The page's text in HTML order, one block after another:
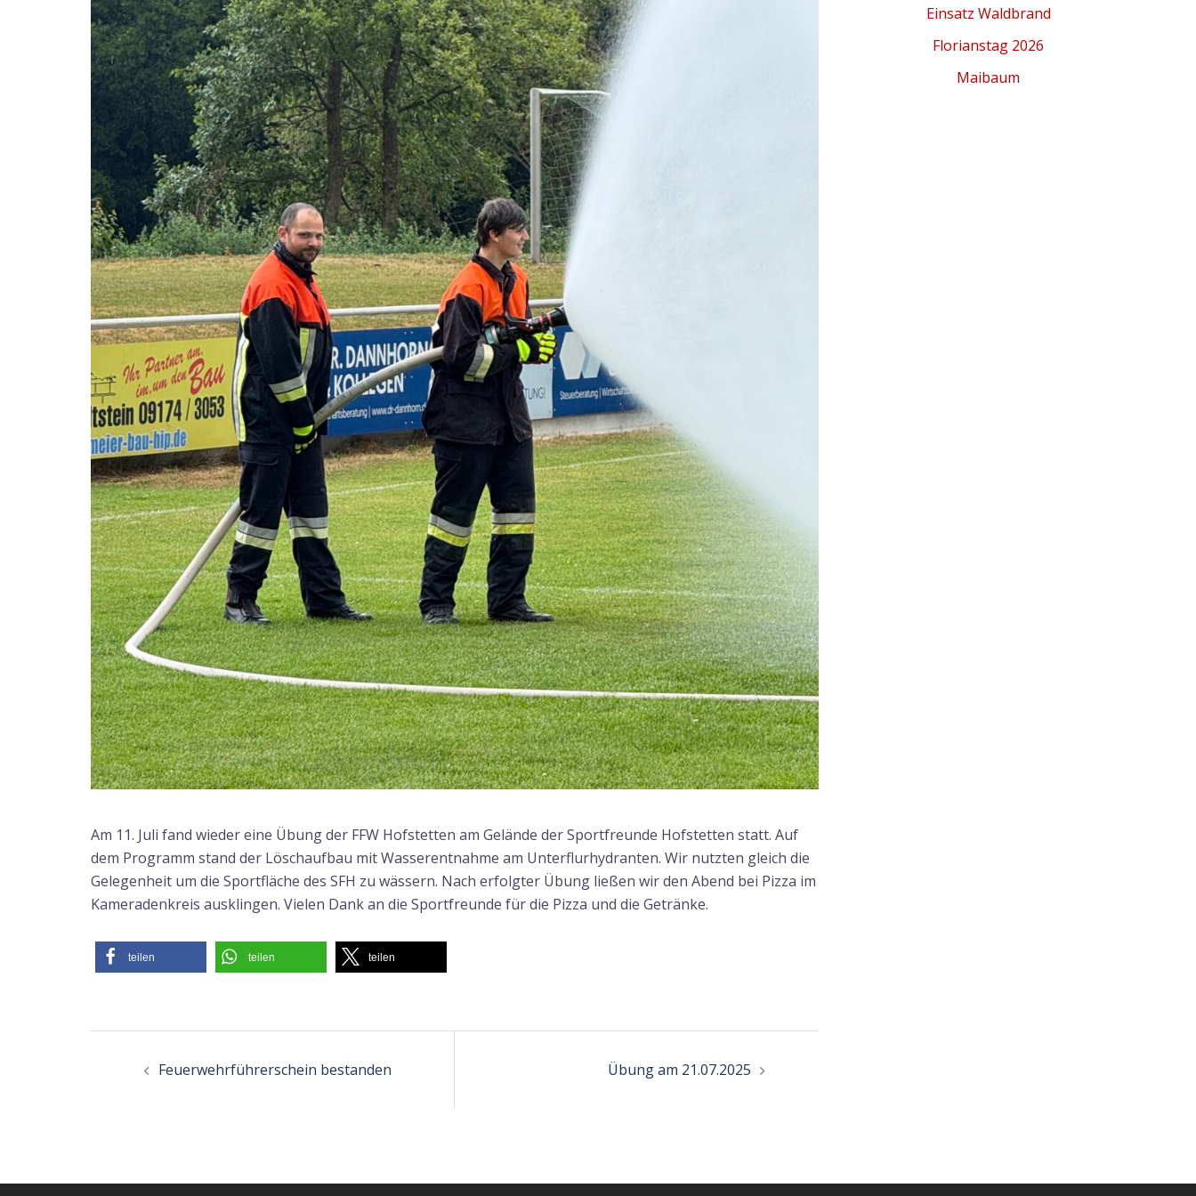
Am 11. Juli fand wieder eine Übung der FFW Hofstetten am Gelände der Sportfreunde Hofstetten statt. Auf
dem Programm stand der Löschaufbau mit Wasserentnahme am Unterflurhydranten. Wir nutzten gleich die
Gelegenheit um die Sportfläche des SFH zu wässern. Nach erfolgter Übung ließen wir den Abend bei Pizza im
Kameradenkreis ausklingen. Vielen Dank an die Sportfreunde für die Pizza und die Getränke.
teilen teilen teilen
Beitragsnavigation
Feuerwehrführerschein bestanden Übung am 21.07.2025
Einsatz Waldbrand
Florianstag 2026
Maibaum